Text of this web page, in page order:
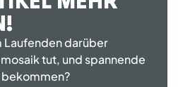
Laufenden darüber
tut, und spannende